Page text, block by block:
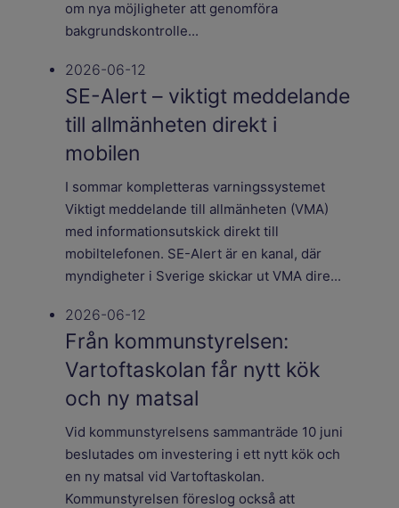
om nya möjligheter att genomföra
bakgrundskontrolle...
2026-06-12
SE-Alert – viktigt meddelande
till allmänheten direkt i
mobilen
I sommar kompletteras varningssystemet
Viktigt meddelande till allmänheten (VMA)
med informationsutskick direkt till
mobiltelefonen. SE-Alert är en kanal, där
myndigheter i Sverige skickar ut VMA dire...
2026-06-12
Från kommunstyrelsen:
Vartoftaskolan får nytt kök
och ny matsal
Vid kommunstyrelsens sammanträde 10 juni
beslutades om investering i ett nytt kök och
en ny matsal vid Vartoftaskolan.
Kommunstyrelsen föreslog också att